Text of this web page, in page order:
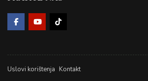
Uslovi korištenja Kontakt